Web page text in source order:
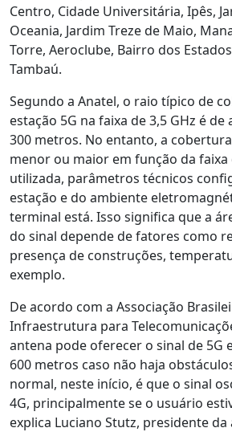
Centro, Cidade Universitária, Ipês,
Oceania, Jardim Treze de Maio,
Torre, Aeroclube, Bairro dos
Tambaú.
Segundo a Anatel, o raio típico de
estação 5G na faixa de 3,5 GHz é
300 metros. No entanto, a
menor ou maior em função da
utilizada, parâmetros técnicos
estação e do ambiente
terminal está. Isso significa que a
do sinal depende de fatores como
presença de construções,
exemplo.
De acordo com a Associação
Infraestrutura para
antena pode oferecer o sinal de 5G
600 metros caso não haja
normal, neste início, é que o sinal
4G, principalmente se o usuário
explica Luciano Stutz, presidente da